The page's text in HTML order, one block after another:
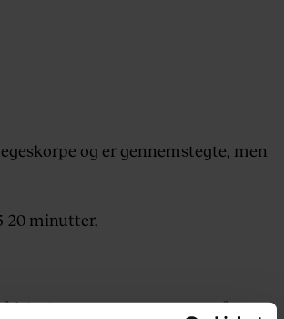
og er gennemstegte, men
20 minutter.
bratwurst! Dette er en af de